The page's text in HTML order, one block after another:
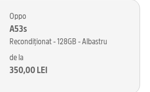
Oppo
A53s
Recondiționat - 128GB - Albastru
de la
350,00 LEI